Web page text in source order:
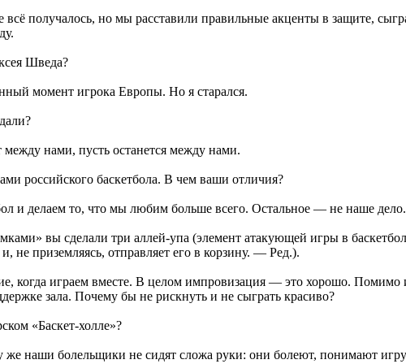
получалось, но мы расставили правильные акценты в защите,
Шведа?
момент игрока Европы. Но я старался.
нами, пусть останется между нами.
российского баскетбола. В чем ваши отличия?
и делаем то, что мы любим больше всего. Остальное — не наше дело.
вы сделали три аллей-упа (элемент атакующей игры в
не приземляясь, отправляет его в корзину. — Ред.).
играем вместе. В целом импровизация — это хорошо. Помимо
зала. Почему бы не рискнуть и не сыграть красиво?
«Баскет-холле»?
наши болельщики не сидят сложа руки: они болеют, понимают